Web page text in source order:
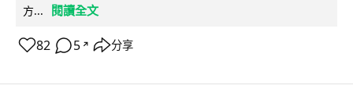
方...
閱讀全文
82 5 ↗ 分享